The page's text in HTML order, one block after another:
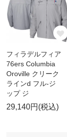
フィラデルフィア
76ers Columbia
Oroville クリーク
ラインd フル-ジ
ップ ジ
29,140円(税込)